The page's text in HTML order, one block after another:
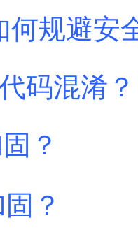
何规避安
码混淆？
？
？